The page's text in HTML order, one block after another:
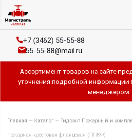
+7 (3462) 55-55-88
55-55-88@mail.ru
Ассортимент товаров на сайте
уточнения подробной информации
менеджером.
Главная — Каталог — Гидрант Пожарный и
пожарная крестовая фланцевая (ППКФ)